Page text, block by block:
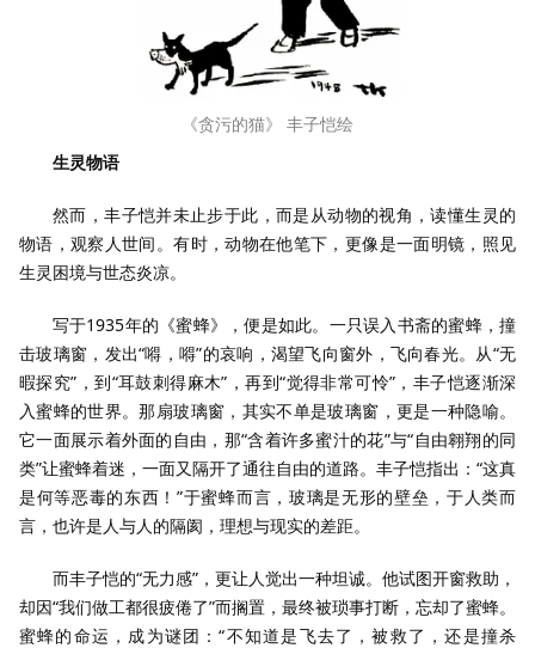
《贪污的猫》 丰子恺绘
生灵物语
然而，丰子恺并未止步于此，而是从动物的视角，读懂生灵的
物语，观察人世间。有时，动物在他笔下，更像是一面明镜，照见
生灵困境与世态炎凉。
写于1935年的《蜜蜂》，便是如此。一只误入书斋的蜜蜂，撞
击玻璃窗，发出“嘚，嘚”的哀响，渴望飞向窗外，飞向春光。从“无
暇探究”，到“耳鼓刺得麻木”，再到“觉得非常可怜”，丰子恺逐渐深
入蜜蜂的世界。那扇玻璃窗，其实不单是玻璃窗，更是一种隐喻。
它一面展示着外面的自由，那“含着许多蜜汁的花”与“自由翱翔的同
类”让蜜蜂着迷，一面又隔开了通往自由的道路。丰子恺指出：“这真
是何等恶毒的东西！”于蜜蜂而言，玻璃是无形的壁垒，于人类而
言，也许是人与人的隔阂，理想与现实的差距。
而丰子恺的“无力感”，更让人觉出一种坦诚。他试图开窗救助，
却因“我们做工都很疲倦了”而搁置，最终被琐事打断，忘却了蜜蜂。
蜜蜂的命运，成为谜团：“不知道是飞去了，被救了，还是撞杀